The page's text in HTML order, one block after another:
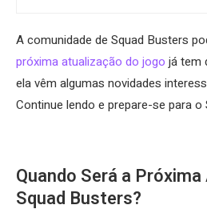
A comunidade de Squad Busters
próxima atualização do jogojá tem
ela vêm algumas novidades
Continue lendo e prepare-se para o
Quando Será a
Squad Busters?